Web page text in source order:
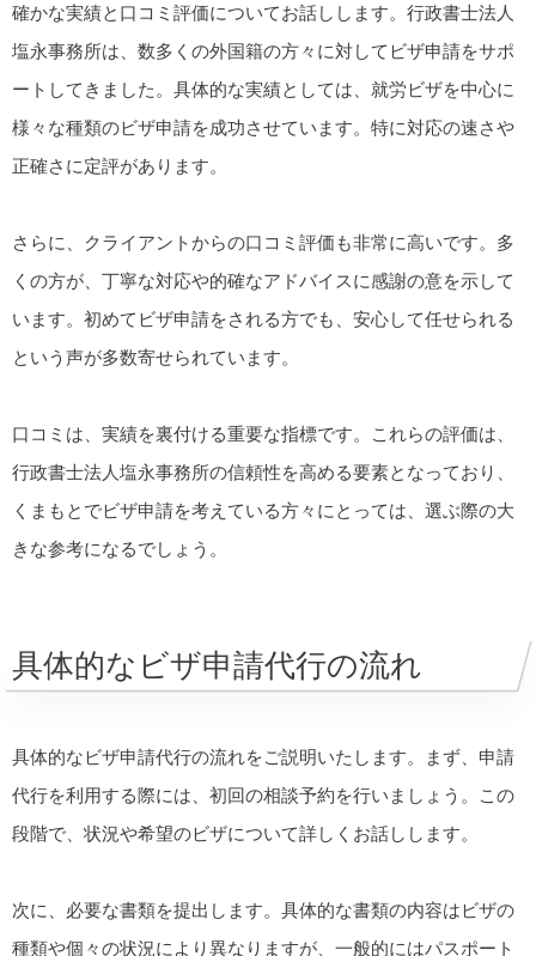
確かな実績と口コミ評価についてお話しします。行政書士法人
塩永事務所は、数多くの外国籍の方々に対してビザ申請をサポ
ートしてきました。具体的な実績としては、就労ビザを中心に
様々な種類のビザ申請を成功させています。特に対応の速さや
正確さに定評があります。
さらに、クライアントからの口コミ評価も非常に高いです。多
くの方が、丁寧な対応や的確なアドバイスに感謝の意を示して
います。初めてビザ申請をされる方でも、安心して任せられる
という声が多数寄せられています。
口コミは、実績を裏付ける重要な指標です。これらの評価は、
行政書士法人塩永事務所の信頼性を高める要素となっており、
くまもとでビザ申請を考えている方々にとっては、選ぶ際の大
きな参考になるでしょう。
具体的なビザ申請代行の流れ
具体的なビザ申請代行の流れをご説明いたします。まず、申請
代行を利用する際には、初回の相談予約を行いましょう。この
段階で、状況や希望のビザについて詳しくお話しします。
次に、必要な書類を提出します。具体的な書類の内容はビザの
種類や個々の状況により異なりますが、一般的にはパスポート